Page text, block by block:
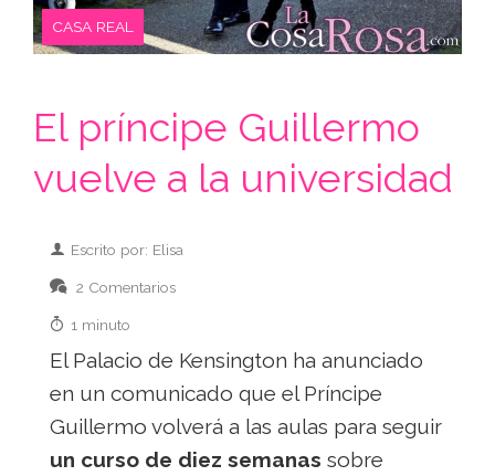
CASA REAL
El príncipe Guillermo
vuelve a la universidad
Escrito por: Elisa
2 Comentarios
1 minuto
El Palacio de Kensington ha anunciado
en un comunicado que el Príncipe
Guillermo volverá a las aulas para seguir
un curso de diez semanas sobre